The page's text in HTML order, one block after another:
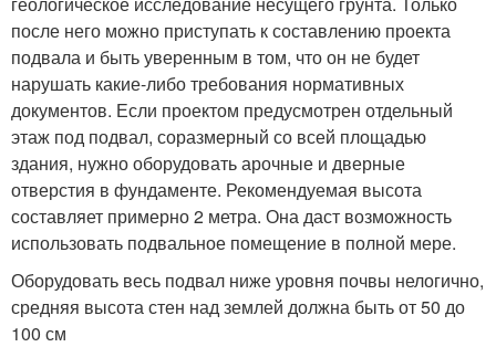
после него можно приступать к составлению проекта
подвала и быть уверенным в том, что он не будет
нарушать какие-либо требования нормативных
документов. Если проектом предусмотрен отдельный
этаж под подвал, соразмерный со всей площадью
здания, нужно оборудовать арочные и дверные
отверстия в фундаменте. Рекомендуемая высота
составляет примерно 2 метра. Она даст возможность
использовать подвальное помещение в полной мере.
Оборудовать весь подвал ниже уровня почвы нелогично,
средняя высота стен над землей должна быть от 50 до
100 см